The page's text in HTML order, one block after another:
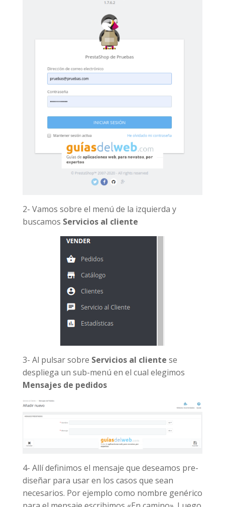
2- Vamos sobre el menú de la izquierda y
buscamos Servicios al cliente
3- Al pulsar sobre Servicios al cliente se
despliega un sub-menú en el cual elegimos
Mensajes de pedidos
4- Allí definimos el mensaje que deseamos pre-
diseñar para usar en los casos que sean
necesarios. Por ejemplo como nombre genérico